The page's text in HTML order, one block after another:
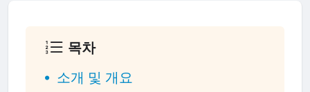
목차
소개 및 개요